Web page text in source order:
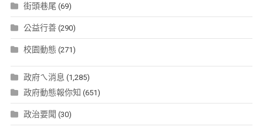
街頭巷尾 (69)
公益行善(290)
校園動態 (271)
政府ㄟ消息 (1,285)
政府動態報你知 (651)
政治要聞 (30)